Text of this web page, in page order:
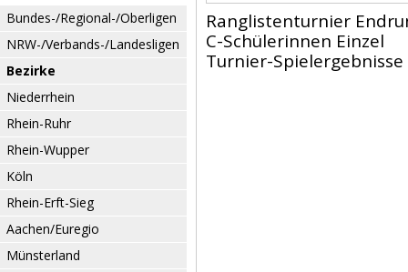
Bundes-/Regional-/Oberligen
NRW-/Verbands-/Landesligen
Bezirke
Niederrhein
Rhein-Ruhr
Rhein-Wupper
Köln
Rhein-Erft-Sieg
Aachen/Euregio
Münsterland
Ranglistenturnier
C-Schülerinnen Einzel
Turnier-Spielergebnisse